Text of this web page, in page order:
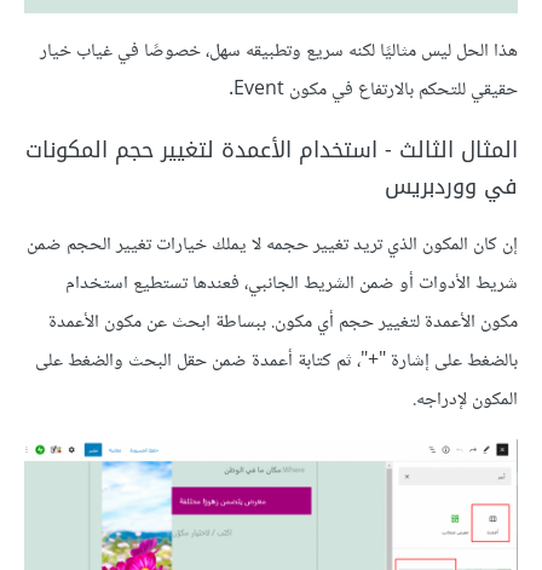
هذا الحل ليس مثاليًا لكنه سريع وتطبيقه سهل، خصوصًا في غياب خيار
حقيقي للتحكم بالارتفاع في مكون Event.
المثال الثالث - استخدام الأعمدة لتغيير حجم المكونات
في ووردبريس
إن كان المكون الذي تريد تغيير حجمه لا يملك خيارات تغيير الحجم ضمن
شريط الأدوات أو ضمن الشريط الجانبي، فعندها تستطيع استخدام
مكون الأعمدة لتغيير حجم أي مكون. ببساطة ابحث عن مكون الأعمدة
بالضغط على إشارة "+"، ثم كتابة أعمدة ضمن حقل البحث والضغط على
المكون لإدراجه.